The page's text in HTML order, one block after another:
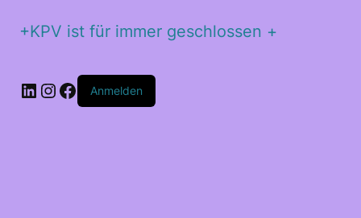
+KPV ist für immer geschlossen +
Anmelden